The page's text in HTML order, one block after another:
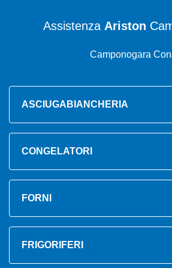
Assistenza Ariston
Camponogara
ASCIUGABIANCHERIA
CONGELATORI
FORNI
FRIGORIFERI